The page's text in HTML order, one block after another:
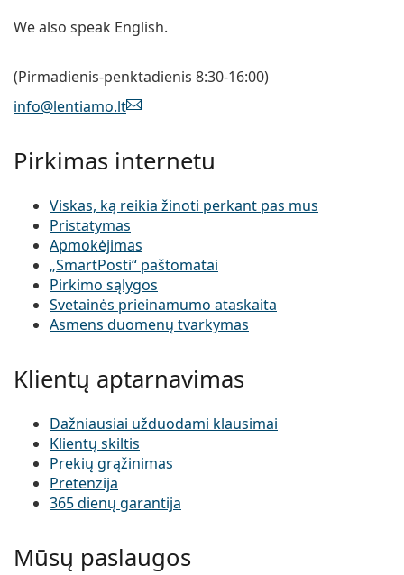
We also speak English.
(Pirmadienis-penktadienis 8:30-16:00)
info@lentiamo.lt
Pirkimas internetu
Viskas, ką reikia žinoti perkant pas mus
Pristatymas
Apmokėjimas
„SmartPosti“ paštomatai
Pirkimo sąlygos
Svetainės prieinamumo ataskaita
Asmens duomenų tvarkymas
Klientų aptarnavimas
Dažniausiai užduodami klausimai
Klientų skiltis
Prekių grąžinimas
Pretenzija
365 dienų garantija
Mūsų paslaugos